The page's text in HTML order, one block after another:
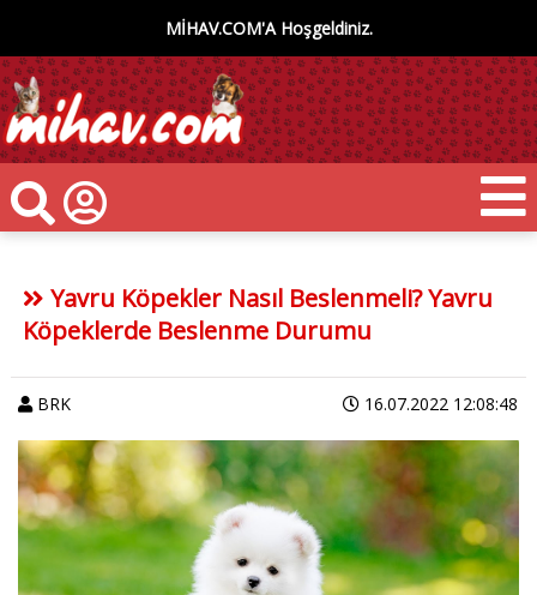
MİHAV.COM'A Hoşgeldiniz.
Yavru Köpekler Nasıl Beslenmeli? Yavru
Köpeklerde Beslenme Durumu
BRK 16.07.2022 12:08:48